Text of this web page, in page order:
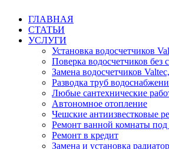
ГЛАВНАЯ
СТАТЬИ
УСЛУГИ
Установка водосчетчиков
Поверка водосчетчиков без
Замена водосчетчиков
Разводка труб
Любые сантехнические
Автономное отопление
Чешские антиизвестковые
Ремонт ванной комнаты
Ремонт в кредит
Замена и установка